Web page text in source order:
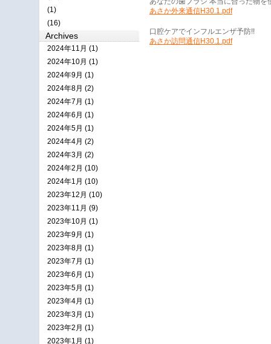
あさか外来通信H30.1.pdf
口腔ケアでインフルエンザ予防!!
あさか訪問通信H30.1.pdf
(1)
(16)
Archives
2024年11月 (1)
2024年10月 (1)
2024年9月 (1)
2024年8月 (2)
2024年7月 (1)
2024年6月 (1)
2024年5月 (1)
2024年4月 (2)
2024年3月 (2)
2024年2月 (10)
2024年1月 (10)
2023年12月 (10)
2023年11月 (9)
2023年10月 (1)
2023年9月 (1)
2023年8月 (1)
2023年7月 (1)
2023年6月 (1)
2023年5月 (1)
2023年4月 (1)
2023年3月 (1)
2023年2月 (1)
2023年1月 (1)